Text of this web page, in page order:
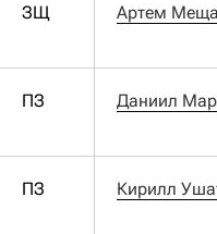
ЗЩ Артем
ПЗ Даниил
ПЗ Кирилл